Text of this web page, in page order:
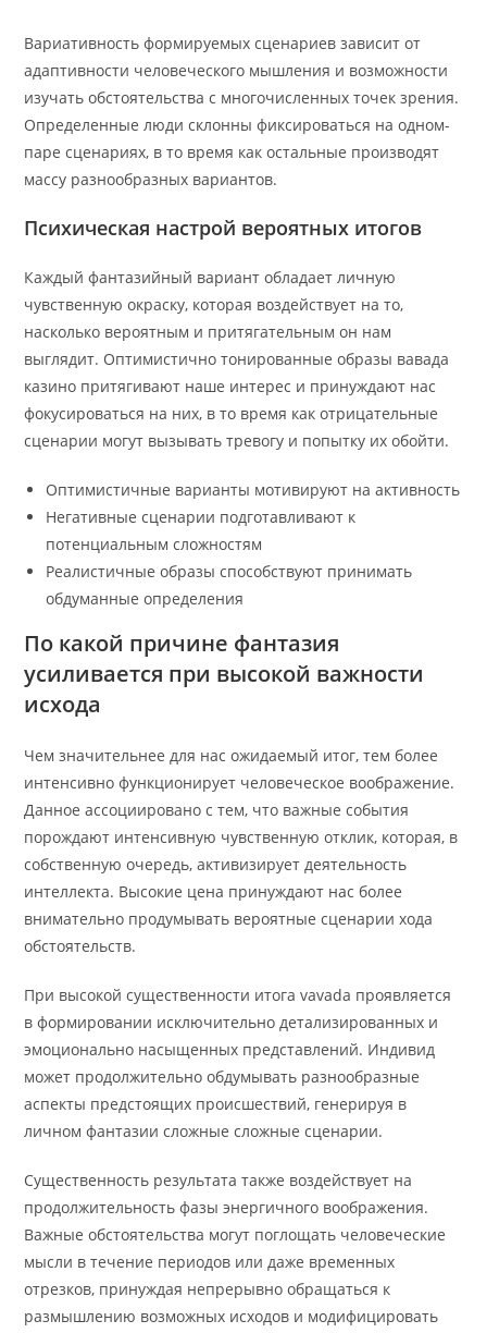
Вариативность формируемых сценариев зависит от
адаптивности человеческого мышления и возможности
изучать обстоятельства с многочисленных точек зрения.
Определенные люди склонны фиксироваться на одном-
паре сценариях, в то время как остальные производят
массу разнообразных вариантов.
Психическая настрой вероятных итогов
Каждый фантазийный вариант обладает личную
чувственную окраску, которая воздействует на то,
насколько вероятным и притягательным он нам
выглядит. Оптимистично тонированные образы вавада
казино притягивают наше интерес и принуждают нас
фокусироваться на них, в то время как отрицательные
сценарии могут вызывать тревогу и попытку их обойти.
Оптимистичные варианты мотивируют на активность
Негативные сценарии подготавливают к
потенциальным сложностям
Реалистичные образы способствуют принимать
обдуманные определения
По какой причине фантазия
усиливается при высокой важности
исхода
Чем значительнее для нас ожидаемый итог, тем более
интенсивно функционирует человеческое воображение.
Данное ассоциировано с тем, что важные события
порождают интенсивную чувственную отклик, которая, в
собственную очередь, активизирует деятельность
интеллекта. Высокие цена принуждают нас более
внимательно продумывать вероятные сценарии хода
обстоятельств.
При высокой существенности итога vavada проявляется
в формировании исключительно детализированных и
эмоционально насыщенных представлений. Индивид
может продолжительно обдумывать разнообразные
аспекты предстоящих происшествий, генерируя в
личном фантазии сложные сложные сценарии.
Существенность результата также воздействует на
продолжительность фазы энергичного воображения.
Важные обстоятельства могут поглощать человеческие
мысли в течение периодов или даже временных
отрезков, принуждая непрерывно обращаться к
размышлению возможных исходов и модифицировать